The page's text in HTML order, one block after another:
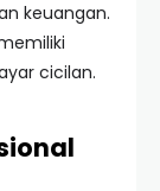
keuangan.
cicilan.